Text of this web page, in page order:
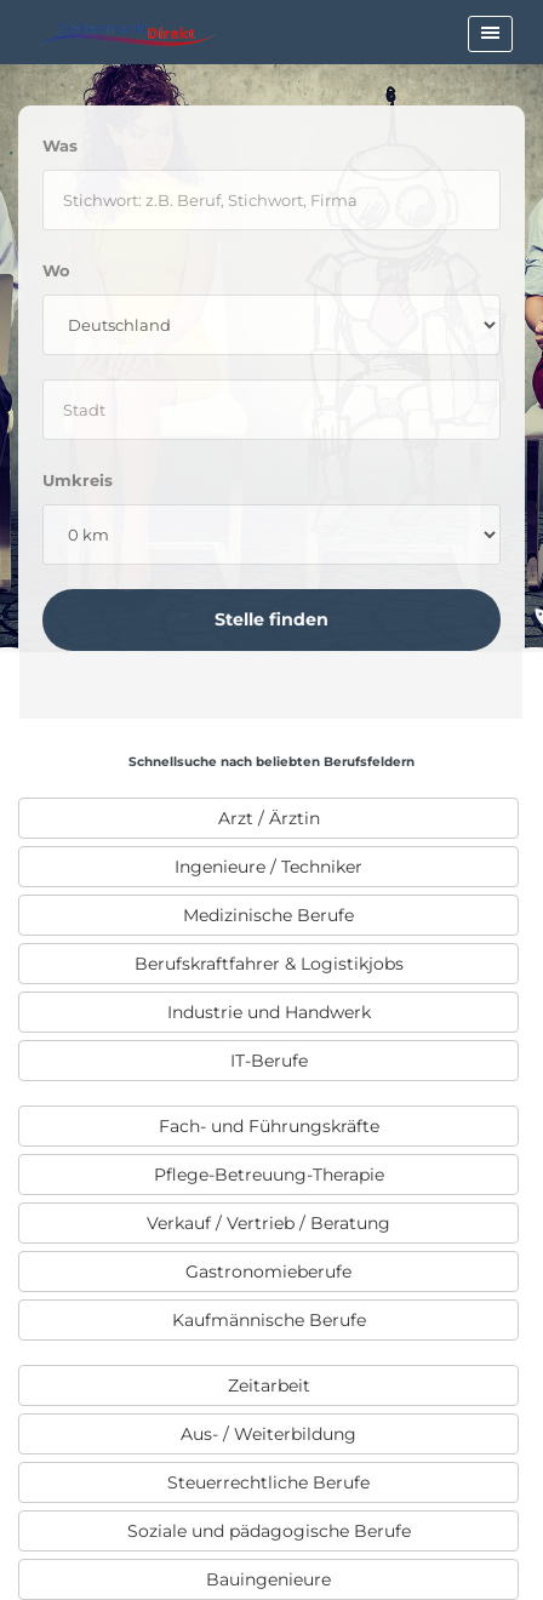
Was
Wo
Umkreis
Schnellsuche nach beliebten Berufsfeldern
Arzt / Ärztin
Ingenieure / Techniker
Medizinische Berufe
Berufskraftfahrer & Logistikjobs
Industrie und Handwerk
IT-Berufe
Fach- und Führungskräfte
Pflege-Betreuung-Therapie
Verkauf / Vertrieb / Beratung
Gastronomieberufe
Kaufmännische Berufe
Zeitarbeit
Aus- / Weiterbildung
Steuerrechtliche Berufe
Soziale und pädagogische Berufe
Bauingenieure